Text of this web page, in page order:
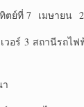
ย์ที่ 7 เมษายน
อร์ 3 สถานีรถไ